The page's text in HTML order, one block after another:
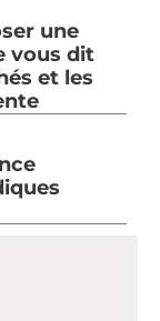
une
vous dit
et les